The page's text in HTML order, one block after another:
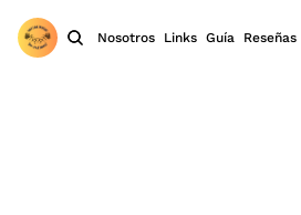
Nosotros Links Guía Reseñas